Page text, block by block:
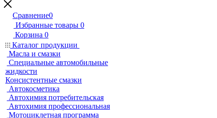
Сравнение0
Избранные товары 0
Корзина 0
Каталог продукции
Масла и смазки
Специальные автомобильные
жидкости
Консистентные смазки
Автокосметика
Автохимия потребительская
Автохимия профессиональная
Мотоциклетная программа